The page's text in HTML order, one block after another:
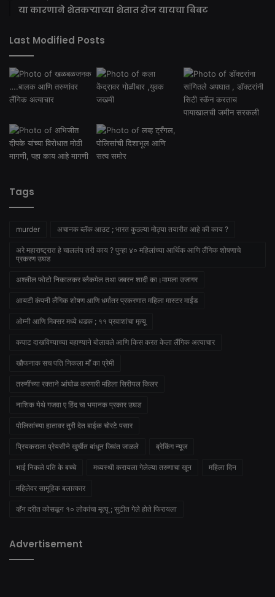
या कारणाने शेतकऱ्याच्या शेतात रोज यायचा बिबट
Last Modified Posts
Tags
murder अचानक ब्लॅक आउट ; भारत कुठल्या मोठ्या तयारीत आहे की काय ?
अरे महाराष्ट्रात हे चाललंय तरी काय ? पुन्हा ४० महिलांच्या आर्थिक आणि लैंगिक शोषणाचे
प्रकरण उघड
अश्लील फोटो निकालकर ब्लैकमेल तथा जबरन शादी का।मामला उजागर
आयटी कंपनी लैंगिक शोषण आणि धर्मांतर प्रकरणात महिला मास्टर माईंड
ओम्नी आणि मिक्सर मध्ये धडक ; ११ प्रवाशांचा मृत्यू
कपाट दाखविण्याच्या बहाण्याने बोलावले आणि किस करत केला लैंगिक अत्याचार
खौफनाक सच पति निकला माँ का प्रेमी
तरुणींच्या रक्ताने आंघोळ करणारी महिला सिरीयल किलर
नाशिक येथे गजवा ए हिंद चा भयानक प्रकार उघड
पोलिसांच्या हातावर तुरी देत बाईक चोरटे पसार
प्रियकराला प्रेयसीने खुर्चीत बांधून जिवंत जाळले ब्रेकिंग न्यूज
भाई निकले पति के बच्चे मध्यस्थी करायला गेलेल्या तरुणाचा खून महिला दिन
महिलेवर सामूहिक बलात्कार
व्हॅन दरीत कोसळून १० लोकांचा मृत्यू ; सुटीत गेले होते फिरायला
Advertisement